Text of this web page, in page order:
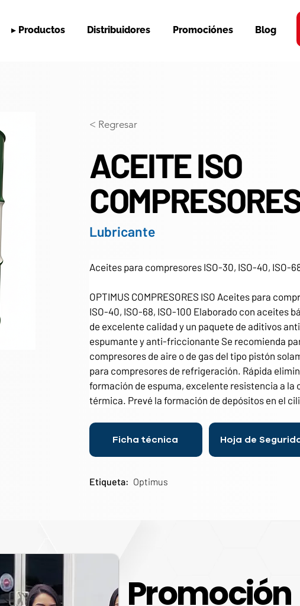
▸ Productos Distribuidores Promociónes Blog
< Regresar
ACEITE ISO
Lubricante
Aceites para compresores ISO-30, ISO-40, ISO-
OPTIMUS COMPRESORES ISO Aceites para
ISO-40, ISO-68, ISO-100 Elaborado con aceites
de excelente calidad y un paquete de aditivos
espumante y anti-friccionante Se recomienda
compresores de aire o de gas del tipo pistón
para compresores de refrigeración. Rápida
formación de espuma, excelente resistencia a la
térmica. Prevé la formación de depósitos en el
Ficha técnica Hoja de
Optimus
Etiqueta:
Promoción